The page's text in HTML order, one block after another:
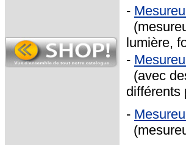
-
lumière,
-
(avec
différents
-